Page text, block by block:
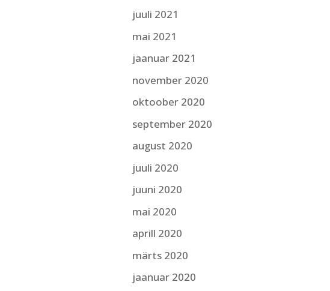
juuli 2021
mai 2021
jaanuar 2021
november 2020
oktoober 2020
september 2020
august 2020
juuli 2020
juuni 2020
mai 2020
aprill 2020
märts 2020
jaanuar 2020